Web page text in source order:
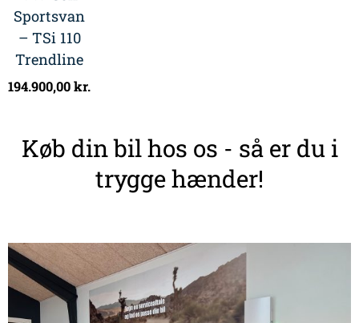
Sportsvan
– TSi 110
Trendline
194.900,00kr.
Køb din bil hos os - så er du i
trygge hænder!